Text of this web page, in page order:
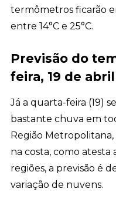
termômetros ficarão
entre 14°C e 25°C.
Previsão do
feira, 19 de abril
Já a quarta-feira (19)
bastante chuva em
Região
na costa, como atesta
regiões, a previsão é
variação de nuvens.